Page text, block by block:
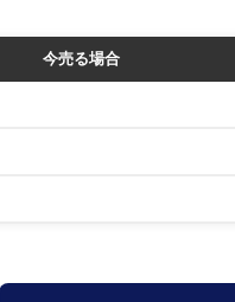
今売る場合